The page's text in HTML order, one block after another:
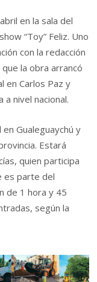
en la sala del
“Toy” Feliz. Uno
con la redacción
la obra arrancó
en Carlos Paz y
nivel nacional.
Gualeguaychú y
Estará
quien participa
es parte del
de 1 hora y 45
según la